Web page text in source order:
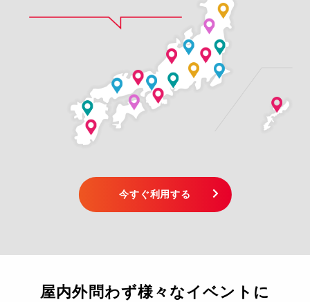
今すぐ利用する
屋内外問わず様々なイベントに